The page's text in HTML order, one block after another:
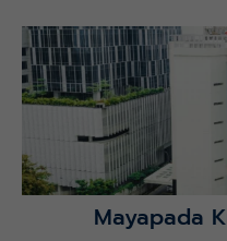
Mayapada Hospital
Lihat Detail
Mayapada